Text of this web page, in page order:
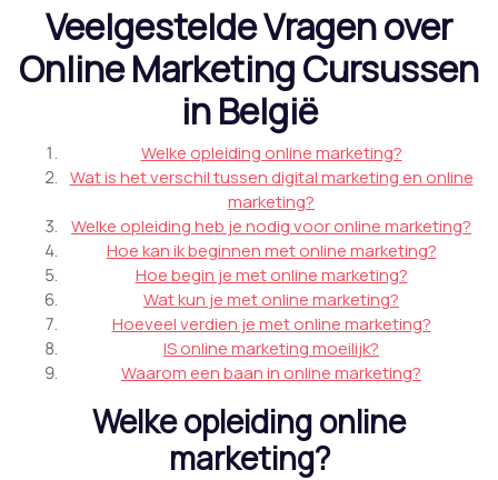
Veelgestelde Vragen over
Online Marketing Cursussen
in België
Welke opleiding online marketing?
Wat is het verschil tussen digital marketing en online
marketing?
Welke opleiding heb je nodig voor online marketing?
Hoe kan ik beginnen met online marketing?
Hoe begin je met online marketing?
Wat kun je met online marketing?
Hoeveel verdien je met online marketing?
IS online marketing moeilijk?
Waarom een baan in online marketing?
Welke opleiding online
marketing?